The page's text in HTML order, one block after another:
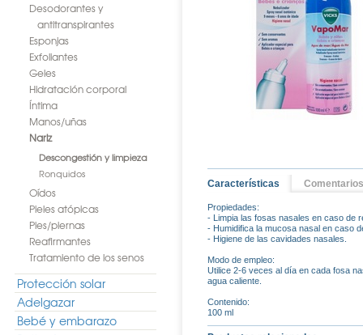
Desodorantes y
antitranspirantes
Esponjas
Exfoliantes
Geles
Hidratación corporal
Íntima
Manos/uñas
Nariz
Descongestión y limpieza
Ronquidos
Oídos
Pieles atópicas
Pies/piernas
Reafirmantes
Tratamiento de los senos
Protección solar
Adelgazar
Bebé y embarazo
Características Comentarios
Propiedades:
- Limpia las fosas nasales en caso de
- Humidifica la mucosa nasal en caso
- Higiene de las cavidades nasales.
Modo de empleo:
Utilice 2-6 veces al día en cada fosa
agua caliente.
Contenido:
100 ml